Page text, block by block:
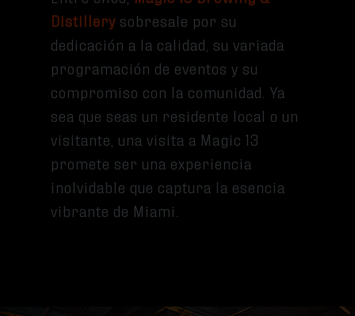
Distillery sobresale por su
dedicación a la calidad, su variada
programación de eventos y su
compromiso con la comunidad. Ya
sea que seas un residente local o un
visitante, una visita a Magic 13
promete ser una experiencia
inolvidable que captura la esencia
vibrante de Miami.